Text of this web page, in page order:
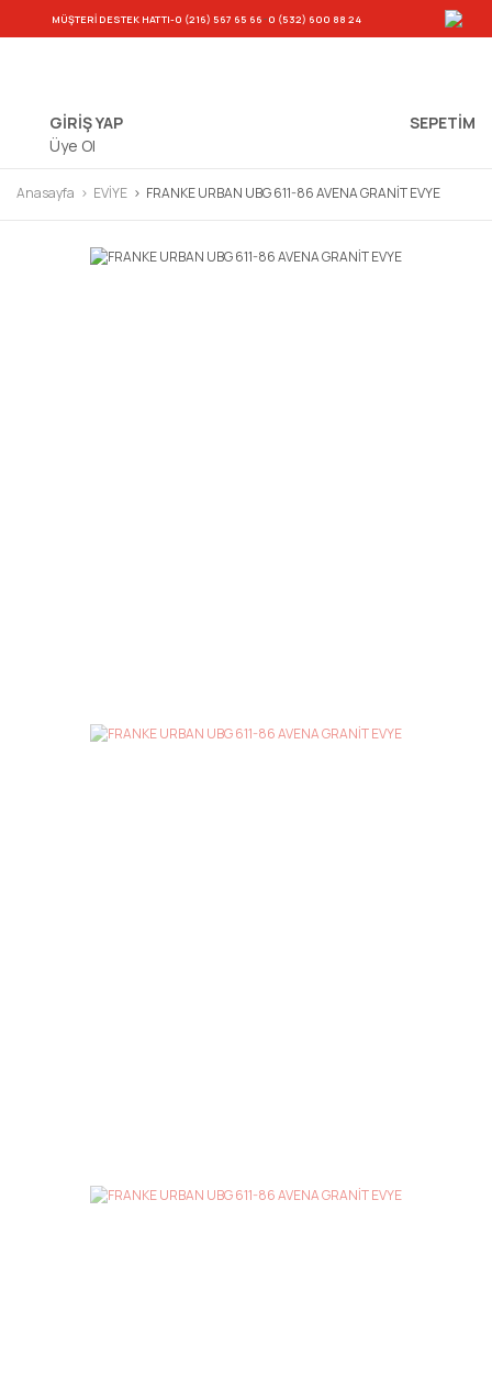
MÜŞTERİ DESTEK HATTI-0 (216) 567 65 66-0 (532) 600 88 24
GİRİŞ YAP
Üye Ol
SEPETIM
Anasayfa EVİYE FRANKE URBAN UBG 611-86 AVENA GRANİT EVYE